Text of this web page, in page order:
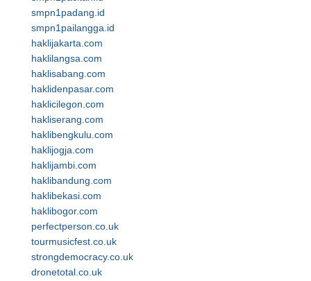
smpn1padang.id
smpn1pailangga.id
haklijakarta.com
haklilangsa.com
haklisabang.com
haklidenpasar.com
haklicilegon.com
hakliserang.com
haklibengkulu.com
haklijogja.com
haklijambi.com
haklibandung.com
haklibekasi.com
haklibogor.com
perfectperson.co.uk
tourmusicfest.co.uk
strongdemocracy.co.uk
dronetotal.co.uk